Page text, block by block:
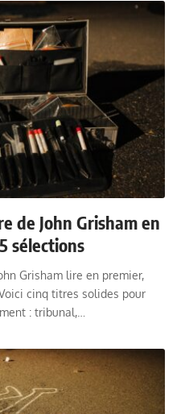
de John Grisham en
sélections
Grisham lire en premier,
cinq titres solides pour
: tribunal,…